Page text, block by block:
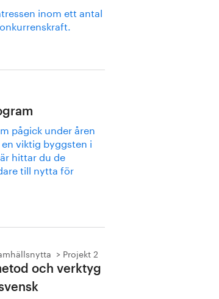
inom ett antal
pågick under åren
viktig byggsten i
hittar du de
till nytta för
Projekt 2
och verktyg